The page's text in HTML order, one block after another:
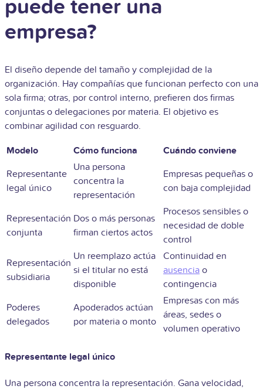
puede tener una
empresa?
El diseño depende del tamaño y complejidad de la
organización. Hay compañías que funcionan perfecto con una
sola firma; otras, por control interno, prefieren dos firmas
conjuntas o delegaciones por materia. El objetivo es
combinar agilidad con resguardo.
Modelo Cómo funciona
Cuándo conviene
Representante
legal único
Una persona
concentra la
representación
Empresas pequeñas o
con baja complejidad
Representación
conjunta
Dos o más personas
firman ciertos actos
Procesos sensibles o
necesidad de doble
control
Representación
subsidiaria
Un reemplazo actúa
si el titular no está
disponible
Continuidad en
ausencia o
contingencia
Poderes
delegados
Apoderados actúan
por materia o monto
Empresas con más
áreas, sedes o
volumen operativo
Representante legal único
Una persona concentra la representación. Gana velocidad,